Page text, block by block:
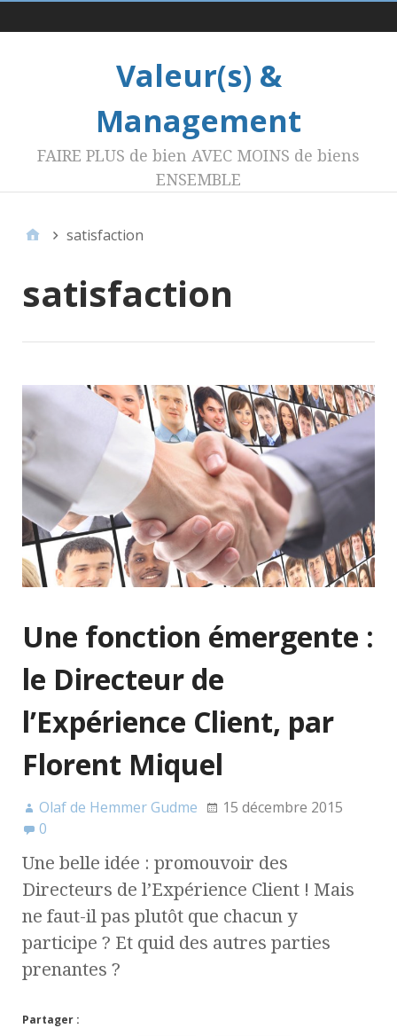
Menu 1
Valeur(s) &
Management
FAIRE PLUS de bien AVEC MOINS de biens
ENSEMBLE
satisfaction
satisfaction
Une fonction émergente :
le Directeur de
l’Expérience Client, par
Florent Miquel
Olaf de Hemmer Gudme
15 décembre 2015
0
Une belle idée : promouvoir des
Directeurs de l’Expérience Client ! Mais
ne faut-il pas plutôt que chacun y
participe ? Et quid des autres parties
prenantes ?
Partager :